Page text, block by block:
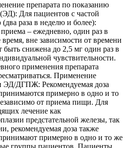
препарата по показанию
Для пациентов с частой
раза в неделю и более):
– ежедневно, один раз в
вне зависимости от времени
снижена до 2,5 мг один раз в
чувствительности.
применения препарата
Применение
ДГПЖ: Рекомендуемая доза
примерно в одно и то
от приема пищи. Для
лечение как
предстательной железы, так
рекомендуемая доза также
принимают примерно в одно и то же